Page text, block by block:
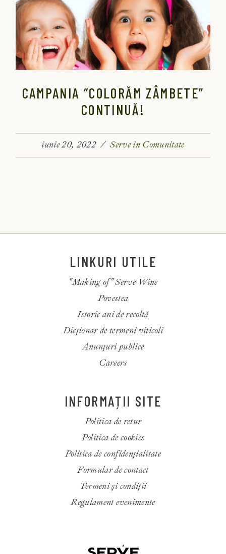
CAMPANIA “COLORĂM ZÂMBETE”
CONTINUĂ!
iunie 20, 2022 Serve in Comunitate
LINKURI UTILE
"Making of" Serve Wine
Povestea
Istoric ani de recoltă
Dicționar de termeni viticoli
Anunțuri publice
Careers
INFORMAȚII SITE
Politica de retur
Politica de cookies
Politica de confidenţialitate
Formular de contact
Termeni și condiții
Regulament evenimente